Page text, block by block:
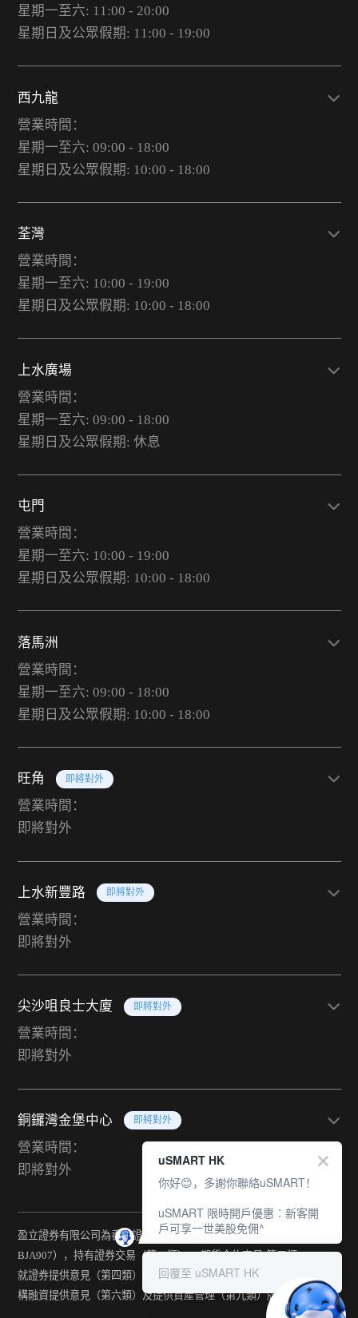
星期一至六: 11:00 - 20:00
星期日及公眾假期: 11:00 - 19:00
西九龍
營業時間：
星期一至六: 09:00 - 18:00
星期日及公眾假期: 10:00 - 18:00
荃灣
營業時間：
星期一至六: 10:00 - 19:00
星期日及公眾假期: 10:00 - 18:00
上水廣場
營業時間：
星期一至六: 09:00 - 18:00
星期日及公眾假期: 休息
屯門
營業時間：
星期一至六: 10:00 - 19:00
星期日及公眾假期: 10:00 - 18:00
落馬洲
營業時間：
星期一至六: 09:00 - 18:00
星期日及公眾假期: 10:00 - 18:00
旺角 即將對外
營業時間：
即將對外
上水新豐路 即將對外
營業時間：
即將對外
尖沙咀良士大廈 即將對外
營業時間：
即將對外
銅鑼灣金堡中心 即將對外
營業時間：
即將對外
盈立證券有限公司為香港證監會持牌法團（中央編號：
BJA907），持有證券交易（第一類） 、期貨合約交易(第二類) 、
就證券提供意見（第四類） 、就期貨合約提供意見(第五類) 、就機
構融資提供意見（第六類）及提供資產管理（第九類）牌照。
uSMART HK
你好😊，多謝你聯絡uSMART！
uSMART 限時開戶優惠︰新客開
戶可享一世美股免佣^
回覆至 uSMART HK